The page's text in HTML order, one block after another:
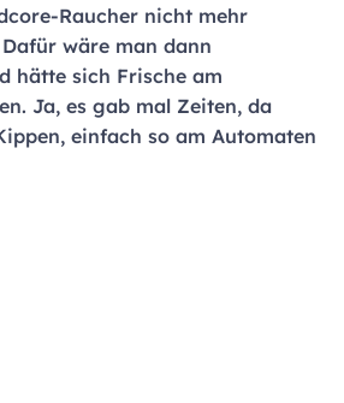
Raucher nicht mehr
wäre man dann
hätte sich Frische am
Ja, es gab mal Zeiten, da
einfach so am Automaten